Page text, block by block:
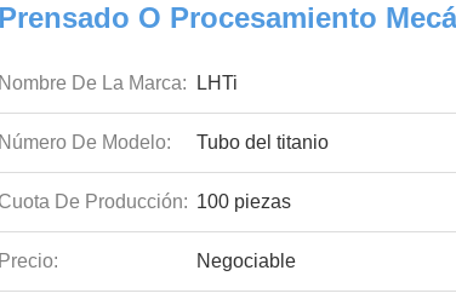
Prensado O Procesamiento
Nombre De La Marca: LHTi
Número De Modelo: Tubo del titanio
Cuota De Producción: 100 piezas
Precio: Negociable